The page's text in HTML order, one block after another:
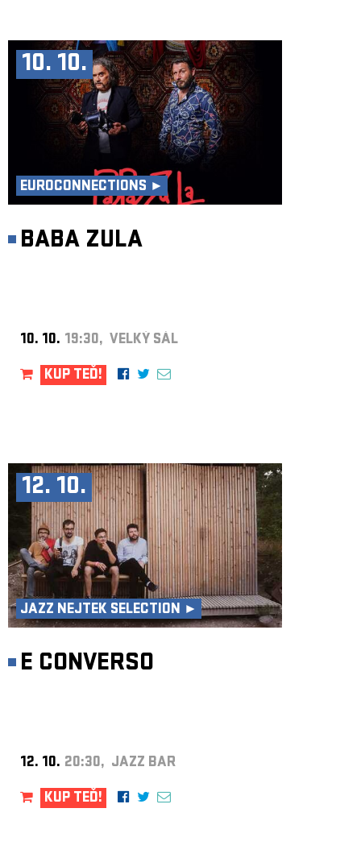
10. 10.
EUROCONNECTIONS ►
BABA ZULA
10. 10. 19:30, VELKÝ SÁL
KUP TEĎ!
12. 10.
JAZZ NEJTEK SELECTION ►
E CONVERSO
12. 10. 20:30, JAZZ BAR
KUP TEĎ!